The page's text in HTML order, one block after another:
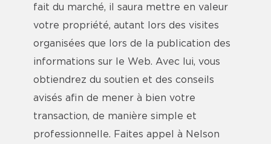
fait du marché, il saura mettre en valeur
votre propriété, autant lors des visites
organisées que lors de la publication des
informations sur le Web. Avec lui, vous
obtiendrez du soutien et des conseils
avisés afin de mener à bien votre
transaction, de manière simple et
professionnelle. Faites appel à Nelson